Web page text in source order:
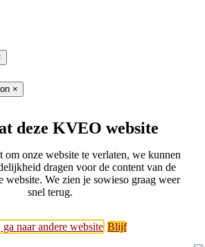
×
deze KVEO website
om onze website te verlaten, we kunnen
dragen voor de content van de
website. We zien je sowieso graag weer
snel terug.
naar andere website Blijf